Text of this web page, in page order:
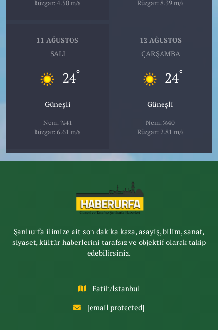
Rüzgar: 4.50 m/s
Rüzgar: 8.39 m/s
11 AĞUSTOS
SALI
24°
Güneşli
Nem: %41
Rüzgar: 6.61 m/s
12 AĞUSTOS
ÇARŞAMBA
24°
Güneşli
Nem: %40
Rüzgar: 2.81 m/s
Şanlıurfa ilimize ait son dakika kaza, asayiş, bilim, sanat,
siyaset, kültür haberlerini tarafsız ve objektif olarak takip
edebilirsiniz.
Fatih/İstanbul
[email protected]